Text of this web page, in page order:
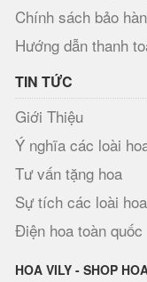
Chính sách bảo
Hướng dẫn thanh
TIN TỨC
Giới Thiệu
Ý nghĩa các loài
Tư vấn tặng hoa
Sự tích các loài hoa
Điện hoa toàn quốc
HOA VILY - SHOP